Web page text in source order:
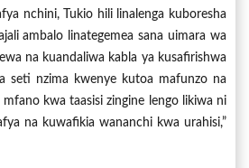
nchini, Tukio hili linalenga kuboresha
ambalo linategemea sana uimara wa
na kuandaliwa kabla ya kusafirishwa
seti nzima kwenye kutoa mafunzo na
kwa taasisi zingine lengo likiwa ni
na kuwafikia wananchi kwa urahisi,”